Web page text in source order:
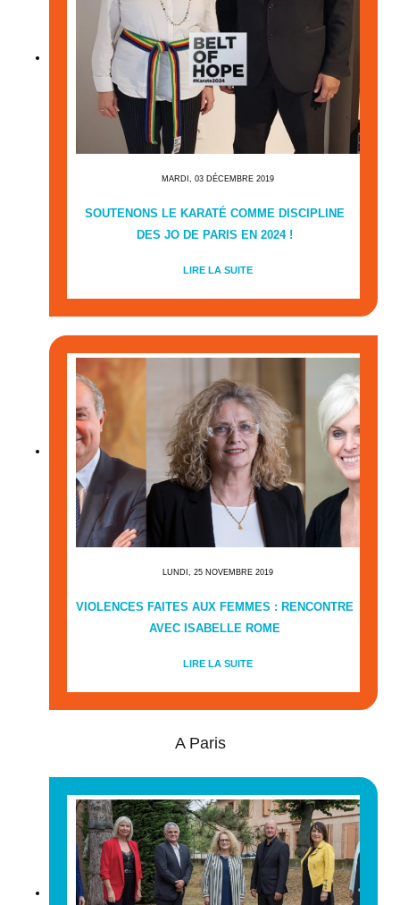
MARDI, 03 DÉCEMBRE 2019
SOUTENONS LE KARATÉ COMME DISCIPLINE
DES JO DE PARIS EN 2024 !
LIRE LA SUITE
LUNDI, 25 NOVEMBRE 2019
VIOLENCES FAITES AUX FEMMES : RENCONTRE
AVEC ISABELLE ROME
LIRE LA SUITE
A Paris